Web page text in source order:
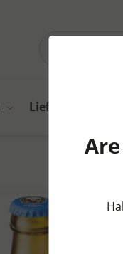
Lieferanten